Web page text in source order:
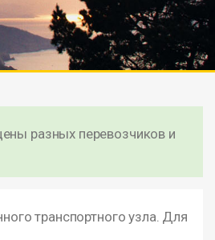
разных перевозчиков и
транспортного узла. Для